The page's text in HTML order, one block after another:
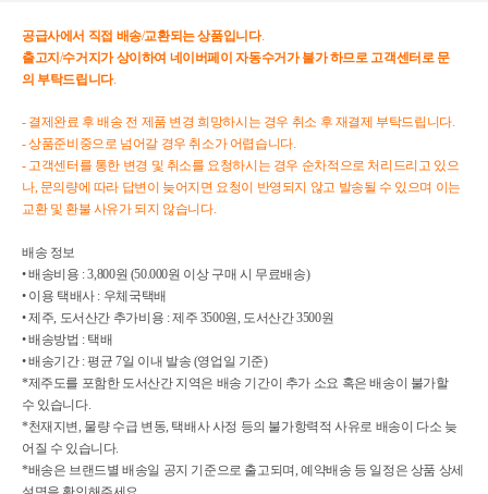
공급사에서 직접 배송/교환되는상품입니다.
출고지 /수거지가 상이하여 네이버페이 자동수거가 불가하므로고객센터로문
의 부탁드립니다.
- 결제완료 후 배송 전 제품 변경 희망하시는 경우 취소 후 재결제 부탁드립니다.
- 상품준비중으로 넘어갈 경우 취소가 어렵습니다.
- 고객센터를 통한 변경 및 취소를 요청하시는 경우 순차적으로 처리드리고 있으
나, 문의량에 따라 답변이 늦어지면 요청이 반영되지 않고 발송될 수 있으며 이는
교환 및 환불 사유가 되지 않습니다.
배송 정보
• 배송비용 : 3,800원 (50.000원 이상 구매 시 무료배송)
• 이용 택배사 : 우체국택배
• 제주, 도서산간 추가비용 : 제주 3500원, 도서산간 3500원
• 배송방법 : 택배
• 배송기간 : 평균 7일 이내 발송 (영업일 기준)
*제주도를 포함한 도서산간 지역은 배송 기간이 추가 소요 혹은 배송이 불가할
수 있습니다.
*천재지변, 물량 수급 변동, 택배사 사정 등의 불가항력적 사유로 배송이 다소 늦
어질 수 있습니다.
*배송은 브랜드별 배송일 공지 기준으로 출고되며, 예약배송 등 일정은 상품 상세